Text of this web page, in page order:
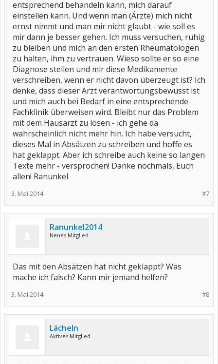
entsprechend behandeln kann, mich darauf
einstellen kann. Und wenn man (Ärzte) mich nicht
ernst nimmt und man mir nicht glaubt - wie soll es
mir dann je besser gehen. Ich muss versuchen, ruhig
zu bleiben und mich an den ersten Rheumatologen
zu halten, ihm zu vertrauen. Wieso sollte er so eine
Diagnose stellen und mir diese Medikamente
verschreiben, wenn er nicht davon überzeugt ist? Ich
denke, dass dieser Arzt verantwortungsbewusst ist
und mich auch bei Bedarf in eine entsprechende
Fachklinik überweisen wird. Bleibt nur das Problem
mit dem Hausarzt zu lösen - ich gehe da
wahrscheinlich nicht mehr hin. Ich habe versucht,
dieses Mal in Absätzen zu schreiben und hoffe es
hat geklappt. Aber ich schreibe auch keine so langen
Texte mehr - versprochen! Danke nochmals, Euch
allen! Ranunkel
#7
3. Mai 2014
Ranunkel2014
Neues Mitglied
Das mit den Absätzen hat nicht geklappt? Was
mache ich falsch? Kann mir jemand helfen?
#8
3. Mai 2014
Lächeln
Aktives Mitglied